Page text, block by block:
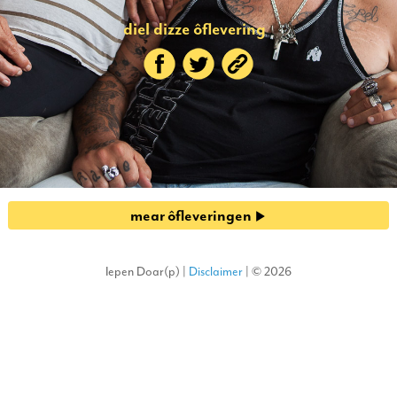
diel dizze ôflevering
mear ôfleveringen
Iepen Doar(p) | Disclaimer | © 2026